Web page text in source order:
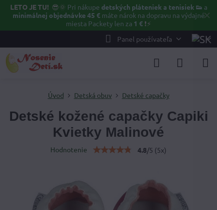
✕
LETO JE TU! 😎🌞 Pri nákupe detských pláteniek a tenisiek 👟 a
minimálnej objednávke 45 €máte nárok na dopravu na výdajné
miesta Packety len za 1 € ❗⚡️
Panel používateľa
Úvod Detská obuv Detské capačky
Detské kožené capačky Capiki
Kvietky Malinové
Hodnotenie 4.8/5 (5x)